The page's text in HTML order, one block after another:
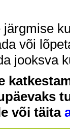
või
jooksva
või täita